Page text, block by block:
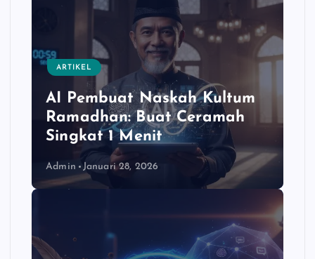
ARTIKEL
AI Pembuat Naskah Kultum
Ramadhan: Buat Ceramah
Singkat 1 Menit
Admin Januari 28, 2026